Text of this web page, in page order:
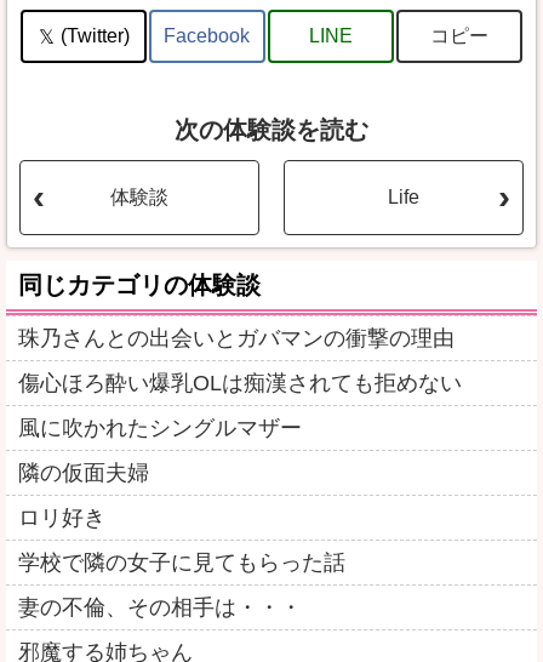
(Twitter) Facebook LINE コピー
次の体験談を読む
体験談 Life
同じカテゴリの体験談
珠乃さんとの出会いとガバマンの衝撃の理由
傷心ほろ酔い爆乳OLは痴漢されても拒めない
風に吹かれたシングルマザー
隣の仮面夫婦
ロリ好き
学校で隣の女子に見てもらった話
妻の不倫、その相手は・・・
邪魔する姉ちゃん